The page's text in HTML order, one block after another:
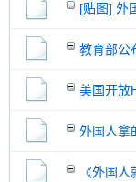
[贴图] 外
教育部公
美国开放
外国人拿
《外国